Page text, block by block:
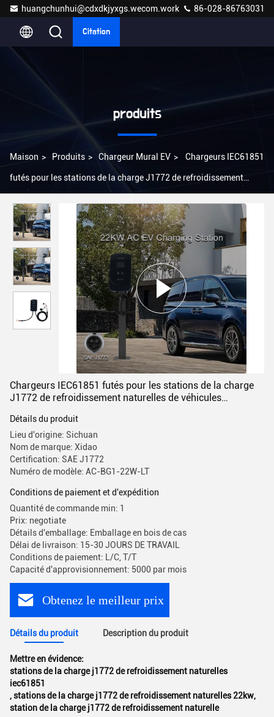
huangchunhui@cdxdkjyxgs.wecom.work 86-028-86763031
Citation
produits
Maison > Produits > Chargeur Mural EV > Chargeurs IEC61851
futés pour les stations de la charge J1772 de refroidissement
Chargeurs IEC61851 futés pour les stations de la charge
J1772 de refroidissement naturelles de véhicules
Détails du produit
Lieu d'origine: Sichuan
Nom de marque: Xidao
Certification: SAE J1772
Numéro de modèle: AC-BG1-22W-LT
Conditions de paiement et d'expédition
Quantité de commande min: 1
Prix: negotiate
Détails d'emballage: Emballage en bois de cas
Délai de livraison: 15-30 JOURS DE TRAVAIL
Conditions de paiement: L/C, T/T
Capacité d'approvisionnement: 5000 par mois
Obtenez le meilleur prix
Détails du produit Description du produit
Mettre en évidence:
stations de la charge j1772 de refroidissement naturelles
iec61851
,stations de la charge j1772 de refroidissement naturelles 22kw,
station de la charge j1772 de refroidissement naturelle